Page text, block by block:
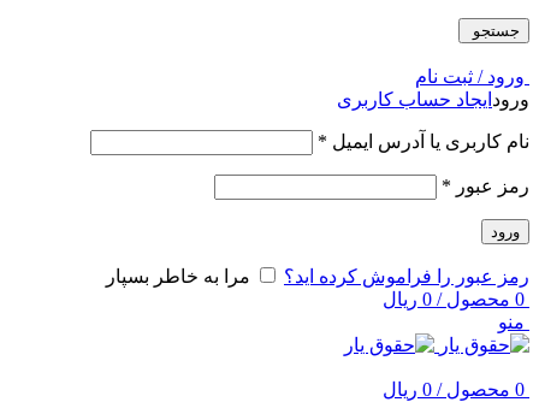
جستجو
ورود / ثبت نام
ورود ایجاد حساب کاربری
نام کاربری یا آدرس ایمیل *
رمز عبور *
ورود
رمز عبور را فراموش کرده اید؟
مرا به خاطر بسپار
0 محصول /
0 ریال
منو
0 محصول /
0 ریال